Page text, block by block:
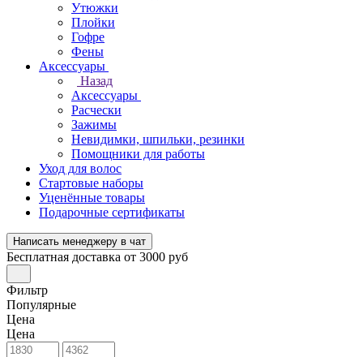
Утюжки
Плойки
Гофре
Фены
Аксессуары
Назад
Аксессуары
Расчески
Зажимы
Невидимки, шпильки, резинки
Помощники для работы
Уход для волос
Стартовые наборы
Уценённые товары
Подарочные сертификаты
Написать менеджеру в чат
Бесплатная доставка от 3000 руб
Фильтр
Популярные
Цена
Цена